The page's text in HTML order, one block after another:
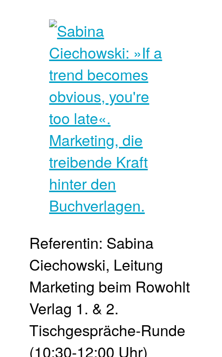
Referentin: Sabina
Ciechowski, Leitung
Marketing beim Rowohlt
Verlag 1. & 2.
Tischgespräche-Runde
(10:30-12:00 Uhr)